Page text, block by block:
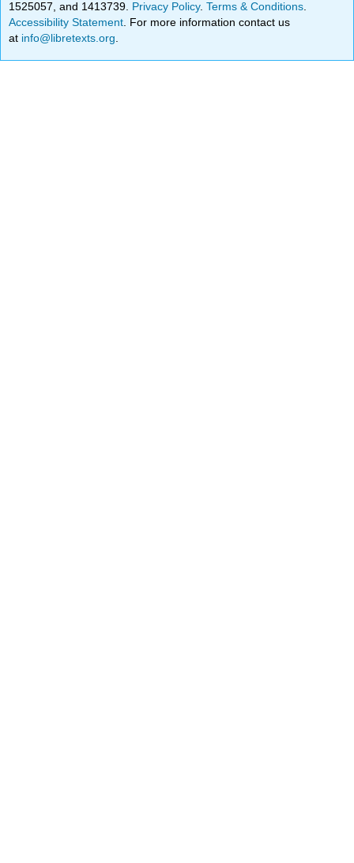
1525057, and 1413739. Privacy Policy.Terms & Conditions
Accessibility Statement . For more information contact us
at info@libretexts.org